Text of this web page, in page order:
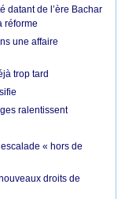
datant de l’ère Bachar
réforme
une affaire
trop tard
ralentissent
« hors de
droits de